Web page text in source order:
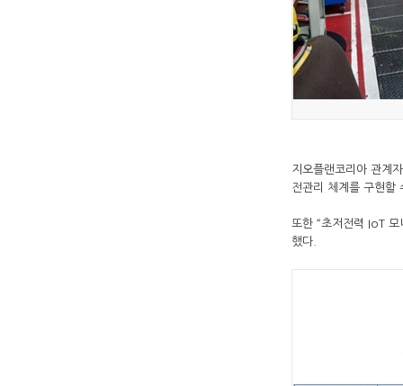
지오플랜코리아 관계
전관리 체계를 구현할
또한 “초저전력 IoT
했다.